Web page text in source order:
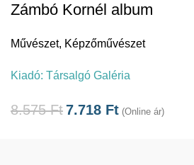
Zámbó Kornél album
Művészet, Képzőművészet
Kiadó: Társalgó Galéria
8.575Ft7.718 Ft (Online ár)